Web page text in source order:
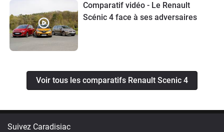
Comparatif vidéo - Le Renault
Scénic 4 face à ses adversaires
Voir tous les comparatifs Renault Scenic 4
Suivez Caradisiac